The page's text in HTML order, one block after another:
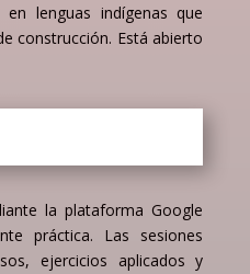
lenguas indígenas que
construcción. Está abierto
la plataforma Google
práctica. Las sesiones
ejercicios aplicados y